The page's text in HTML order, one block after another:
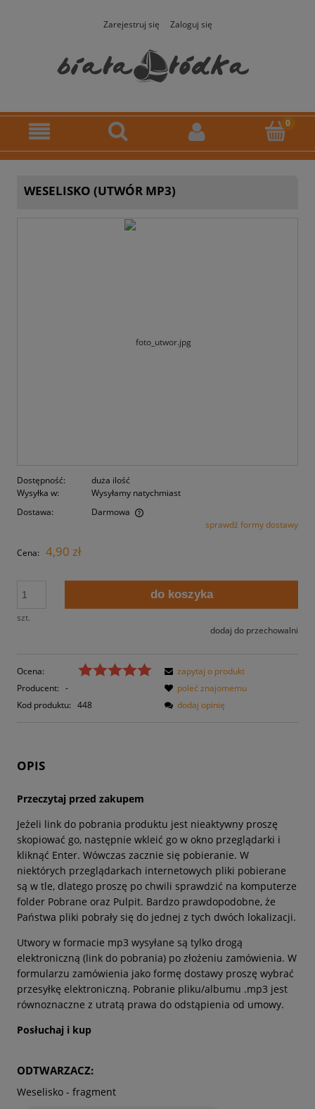
Zarejestruj się Zaloguj się
WESELISKO (UTWÓR MP3)
Dostępność:
duża ilość
Wysyłka w:
Wysyłamy natychmiast
Dostawa:
Darmowa
Cena nie zawiera ewentualnych kosztów płatnościsprawdź formy dostawy
Cena: 4,90 zł
szt.
do koszyka
dodaj do przechowalni
Ocena:
Producent: -
Kod produktu: 448
zapytaj o produkt
poleć znajomemu
dodaj opinię
OPIS
Przeczytaj przed zakupem
Jeżeli link do pobrania produktu jest nieaktywny proszę
skopiować go, następnie wkleić go w okno przeglądarki i
kliknąć Enter. Wówczas zacznie się pobieranie. W
niektórych przeglądarkach internetowych pliki pobierane
są w tle, dlatego proszę po chwili sprawdzić na komputerze
folder Pobrane oraz Pulpit. Bardzo prawdopodobne, że
Państwa pliki pobrały się do jednej z tych dwóch lokalizacji.
Utwory w formacie mp3 wysyłane są tylko drogą
elektroniczną (link do pobrania) po złożeniu zamówienia. W
formularzu zamówienia jako formę dostawy proszę wybrać
przesyłkę elektroniczną. Pobranie pliku/albumu .mp3 jest
równoznaczne z utratą prawa do odstąpienia od umowy.
Posłuchaj i kup
ODTWARZACZ:
Weselisko - fragment